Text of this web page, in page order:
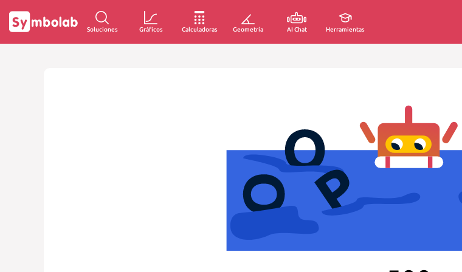
Soluciones Gráficos Calculadoras Geometría AI Chat Herramientas